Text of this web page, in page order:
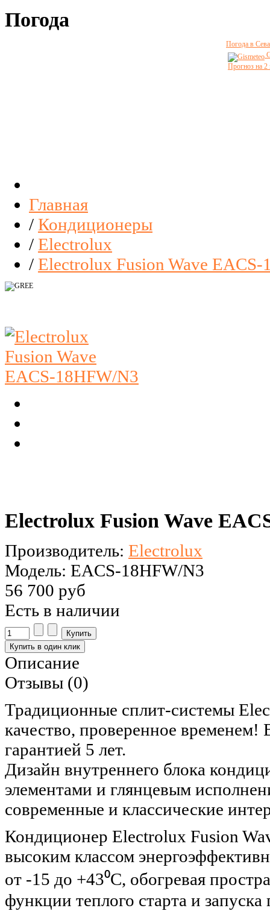
Погода
Погода в
Прогноз на 2
Главная
/ Кондиционеры
/ Electrolux
/ Electrolux Fusion Wave
Electrolux Fusion Wave
Производитель: Electrolux
Модель: EACS-18HFW/N3
56 700 руб
Есть в наличии
Описание
Отзывы (0)
Традиционные сплит-системы
качество, проверенное
гарантией 5 лет.
Дизайн внутреннего блока
элементами и глянцевым
современные и классические
Кондиционер Electrolux Fusion
высоким классом
от -15 до +43⁰С, обогревая
функции теплого старта и